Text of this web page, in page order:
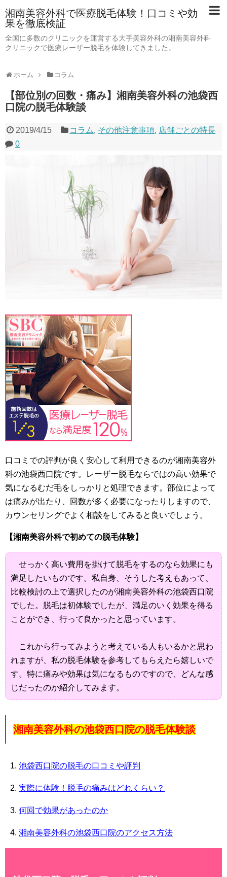
湘南美容外科で医療脱毛体験！口コミや効
果を徹底検証
全国に多数のクリニックを運営する大手美容外科の湘南美容外科
クリニックで医療レーザー脱毛を体験してきました。
ホーム コラム
【部位別の回数・痛み】湘南美容外科の池袋西
口院の脱毛体験談
2019/4/15 コラム, その他注意事項, 店舗ごとの特長
0
口コミでの評判が良く安心して利用できるのが湘南美容外
科の池袋西口院です。レーザー脱毛ならではの高い効果で
気になるむだ毛をしっかりと処理できます。部位によって
は痛みが出たり、回数が多く必要になったりしますので、
カウンセリングでよく相談をしてみると良いでしょう。
【湘南美容外科で初めての脱毛体験】
せっかく高い費用を掛けて脱毛をするのなら効果にも
満足したいものです。私自身、そうした考えもあって、
比較検討の上で選択したのが湘南美容外科の池袋西口院
でした。脱毛は初体験でしたが、満足のいく効果を得る
ことができ、行って良かったと思っています。
これから行ってみようと考えている人もいるかと思わ
れますが、私の脱毛体験を参考してもらえたら嬉しいで
す。特に痛みや効果は気になるものですので、どんな感
じだったのか紹介してみます。
湘南美容外科の池袋西口院の脱毛体験談
池袋西口院の脱毛の口コミや評判
実際に体験！脱毛の痛みはどれくらい？
何回で効果があったのか
湘南美容外科の池袋西口院のアクセス方法